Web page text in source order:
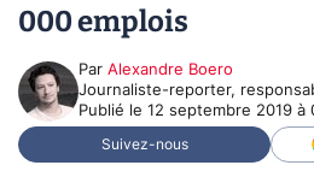
000 emplois
Par Alexandre Boero
Journaliste-reporter,
Publié le 12 septembre 2019 à
Suivez-nous